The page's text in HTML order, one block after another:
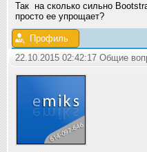
Так на сколько сильно
просто ее упрощает?
Профиль
22.10.2015 02:42:17 Общие